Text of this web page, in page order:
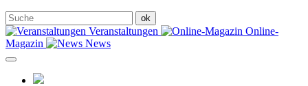
Veranstaltungen
Online-
Magazin
News